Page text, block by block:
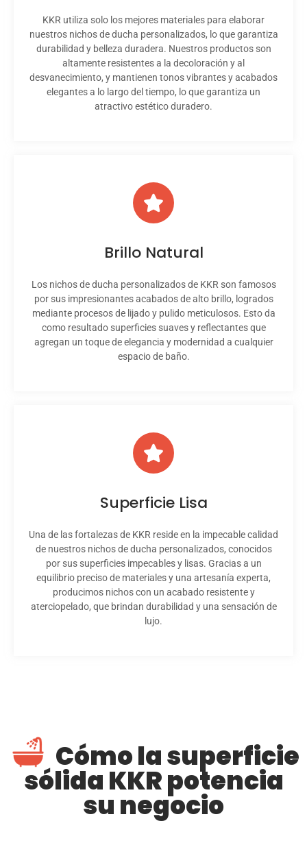
KKR utiliza solo los mejores materiales para elaborar
nuestros nichos de ducha personalizados, lo que garantiza
durabilidad y belleza duradera. Nuestros productos son
altamente resistentes a la decoloración y al
desvanecimiento, y mantienen tonos vibrantes y acabados
elegantes a lo largo del tiempo, lo que garantiza un
atractivo estético duradero.
Brillo Natural
Los nichos de ducha personalizados de KKR son famosos
por sus impresionantes acabados de alto brillo, logrados
mediante procesos de lijado y pulido meticulosos. Esto da
como resultado superficies suaves y reflectantes que
agregan un toque de elegancia y modernidad a cualquier
espacio de baño.
Superficie Lisa
Una de las fortalezas de KKR reside en la impecable calidad
de nuestros nichos de ducha personalizados, conocidos
por sus superficies impecables y lisas. Gracias a un
equilibrio preciso de materiales y una artesanía experta,
producimos nichos con un acabado resistente y
aterciopelado, que brindan durabilidad y una sensación de
lujo.
Cómo la superficie
sólida KKR potencia
su negocio